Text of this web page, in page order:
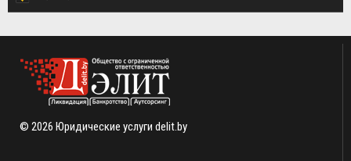
© 2026 Юридические услуги delit.by